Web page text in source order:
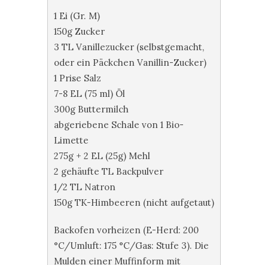
1 Ei (Gr. M)
150g Zucker
3 TL Vanillezucker (selbstgemacht,
oder ein Päckchen Vanillin-Zucker)
1 Prise Salz
7-8 EL (75 ml) Öl
300g Buttermilch
abgeriebene Schale von 1 Bio-
Limette
275g + 2 EL (25g) Mehl
2 gehäufte TL Backpulver
1/2 TL Natron
150g TK-Himbeeren (nicht aufgetaut)
Backofen vorheizen (E-Herd: 200
°C/Umluft: 175 °C/Gas: Stufe 3). Die
Mulden einer Muffinform mit